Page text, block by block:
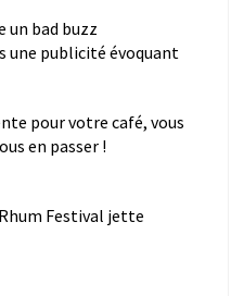
un bad buzz
une publicité évoquant
pour votre café, vous
en passer !
Festival jette